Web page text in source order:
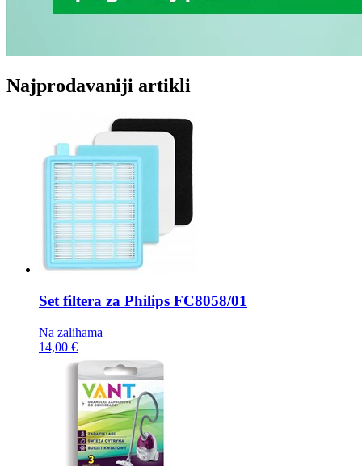
Najprodavaniji artikli
Set filtera za Philips FC8058/01
Na zalihama
14,00 €